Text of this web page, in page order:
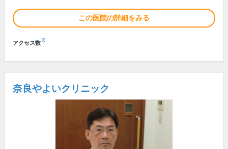
この医院の詳細をみる
アクセス数※
奈良やよいクリニック